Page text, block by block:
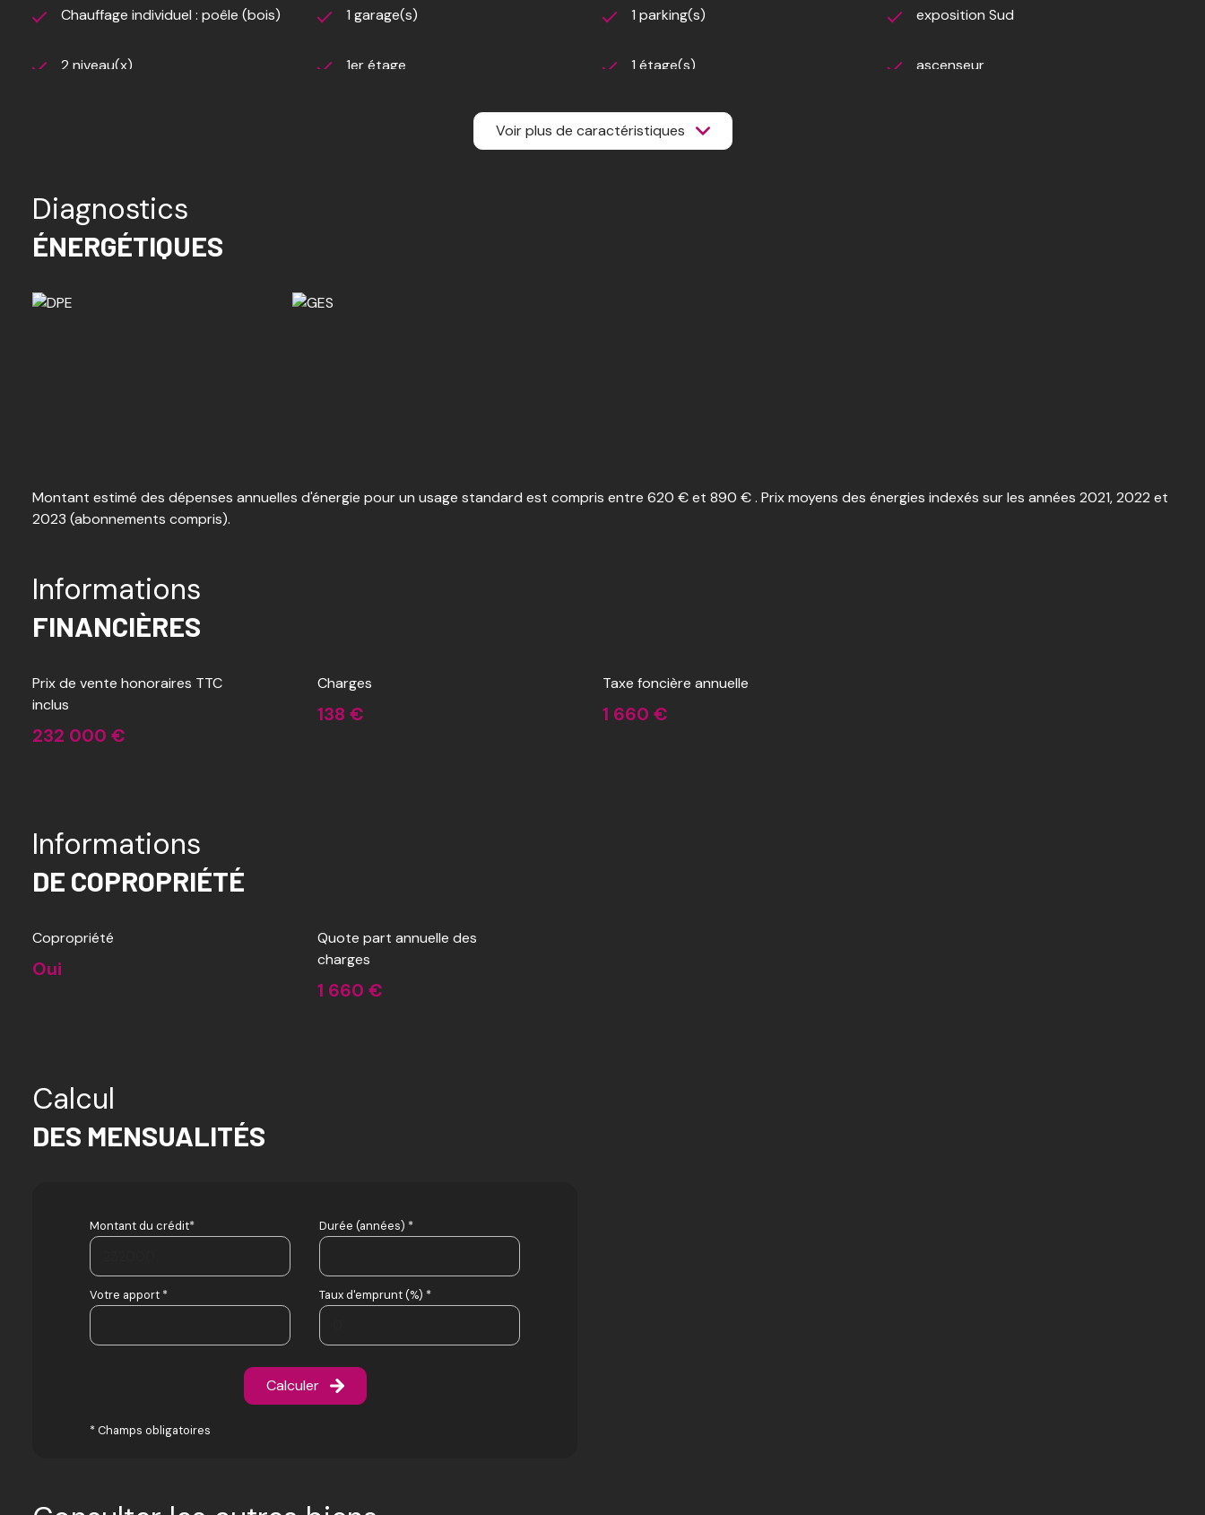
Chauffage individuel : poêle (bois) 1 garage(s) 1 parking(s) exposition Sud
2 niveau(x) 1er étage 1 étage(s) ascenseur
visiophone
Voir plus de caractéristiques
Diagnostics
ÉNERGÉTIQUES
Montant estimé des dépenses annuelles d'énergie pour un usage standard est compris entre 620 € et 890 € . Prix moyens des énergies indexés sur les années 2021, 2022 et
2023 (abonnements compris).
Informations
FINANCIÈRES
Prix de vente honoraires TTC
inclus
232 000 €
Charges
138 €
Taxe foncière annuelle
1 660 €
Informations
DE COPROPRIÉTÉ
Copropriété
Oui
Quote part annuelle des
charges
1 660 €
Calcul
DES MENSUALITÉS
Montant du crédit* Durée (années) *
Votre apport * Taux d'emprunt (%) *
Calculer
* Champs obligatoires